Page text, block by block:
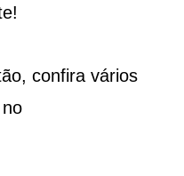
confira vários